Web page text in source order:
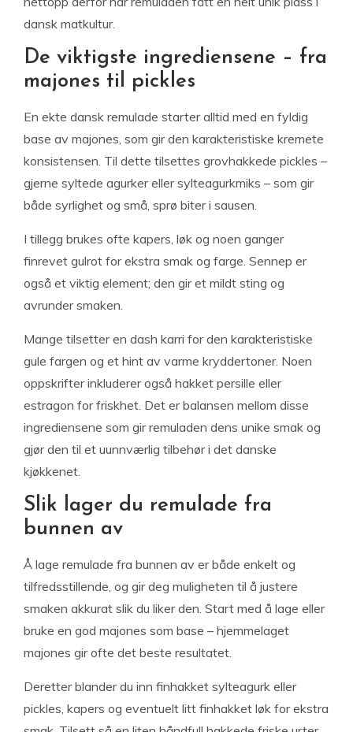
dansk matkultur.
De viktigste ingrediensene – fra
majones til pickles
En ekte dansk remulade starter alltid med en fyldig
base av majones, som gir den karakteristiske kremete
konsistensen. Til dette tilsettes grovhakkede pickles –
gjerne syltede agurker eller sylteagurkmiks – som gir
både syrlighet og små, sprø biter i sausen.
I tillegg brukes ofte kapers, løk og noen ganger
finrevet gulrot for ekstra smak og farge. Sennep er
også et viktig element; den gir et mildt sting og
avrunder smaken.
Mange tilsetter en dash karri for den karakteristiske
gule fargen og et hint av varme kryddertoner. Noen
oppskrifter inkluderer også hakket persille eller
estragon for friskhet. Det er balansen mellom disse
ingrediensene som gir remuladen dens unike smak og
gjør den til et uunnværlig tilbehør i det danske
kjøkkenet.
Slik lager du remulade fra
bunnen av
Å lage remulade fra bunnen av er både enkelt og
tilfredsstillende, og gir deg muligheten til å justere
smaken akkurat slik du liker den. Start med å lage eller
bruke en god majones som base – hjemmelaget
majones gir ofte det beste resultatet.
Deretter blander du inn finhakket sylteagurk eller
pickles, kapers og eventuelt litt finhakket løk for ekstra